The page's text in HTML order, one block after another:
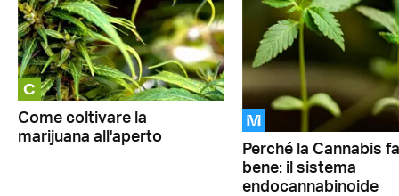
C
Come coltivare la
marijuana all'aperto
M
Perché la Cannabis fa
bene: il sistema
endocannabinoide